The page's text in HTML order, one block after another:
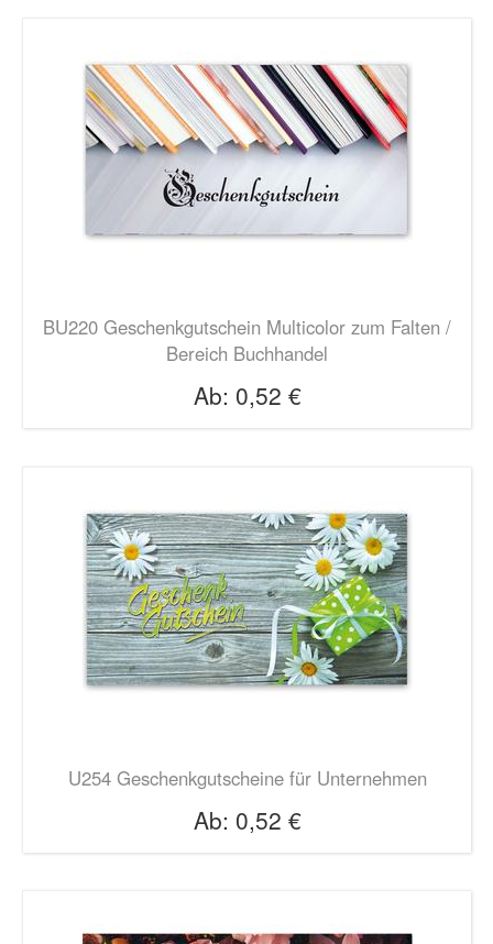
BU220 Geschenkgutschein Multicolor zum Falten /
Bereich Buchhandel
Ab: 0,52 €
U254 Geschenkgutscheine für Unternehmen
Ab: 0,52 €